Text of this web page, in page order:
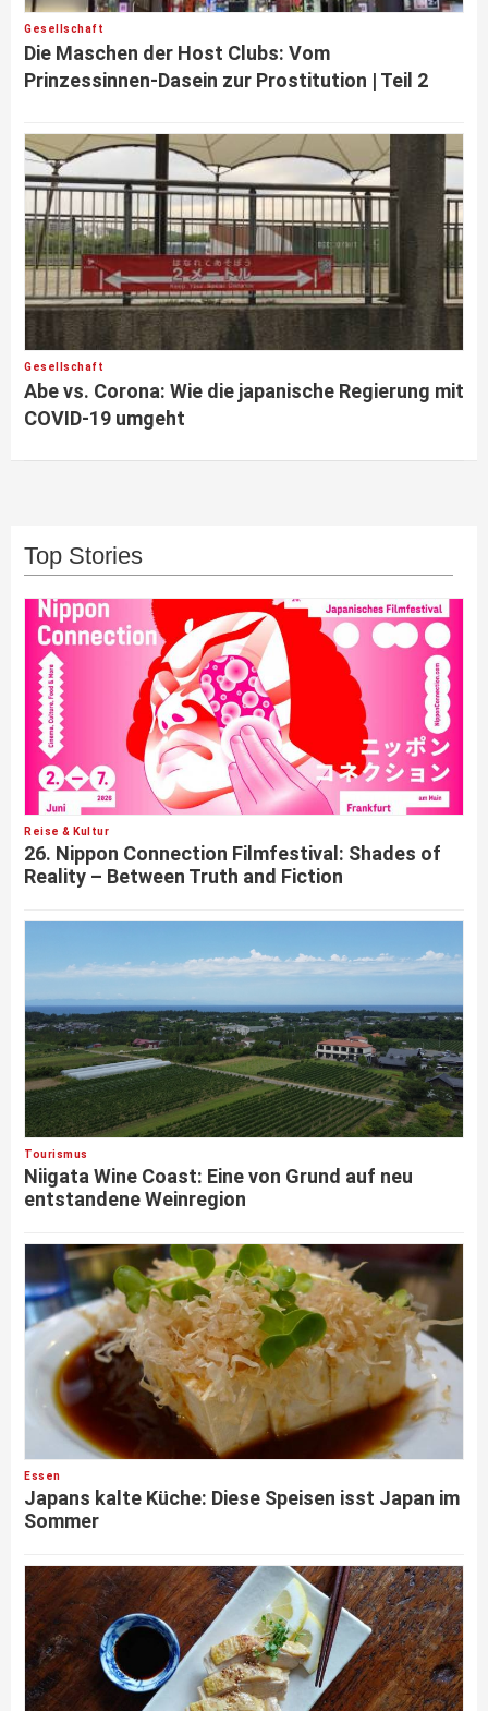
Gesellschaft
Die Maschen der Host Clubs: Vom
Prinzessinnen-Dasein zur Prostitution | Teil 2
Gesellschaft
Abe vs. Corona: Wie die japanische Regierung mit
COVID-19 umgeht
Top Stories
Reise & Kultur
26. Nippon Connection Filmfestival: Shades of
Reality – Between Truth and Fiction
Tourismus
Niigata Wine Coast: Eine von Grund auf neu
entstandene Weinregion
Essen
Japans kalte Küche: Diese Speisen isst Japan im
Sommer